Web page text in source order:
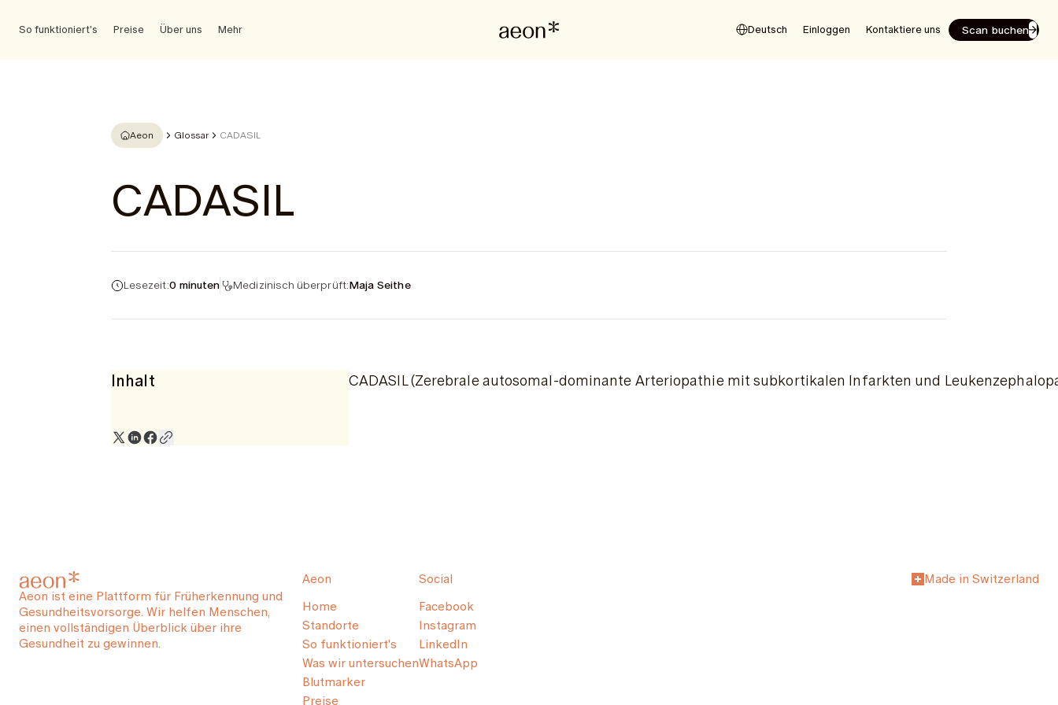
So funktioniert's Preise Über uns Mehr Deutsch Einloggen Kontaktiere uns Scan buchen
Aeon Glossar CADASIL
CADASIL
Lesezeit:0 minuten Medizinisch überprüft:Maja Seithe
Inhalt CADASIL (Zerebrale autosomal-dominante Arteriopathie mit subkortikalen Infarkten und
Aeon ist eine Plattform für Früherkennung und
Gesundheitsvorsorge. Wir helfen Menschen,
einen vollständigen Überblick über ihre
Gesundheit zu gewinnen.
Aeon
Home
Standorte
So funktioniert's
Was wir untersuchen
Blutmarker
Preise
Social
Facebook
Instagram
LinkedIn
WhatsApp
Made in Switzerland